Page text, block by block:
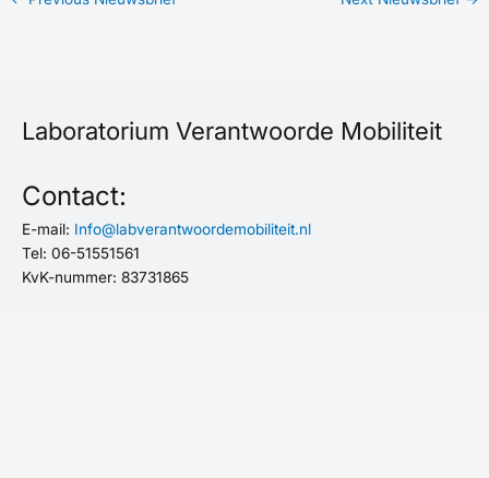
Laboratorium Verantwoorde Mobiliteit
Contact:
E-mail: Info@labverantwoordemobiliteit.nl
Tel: 06-51551561
KvK-nummer: 83731865